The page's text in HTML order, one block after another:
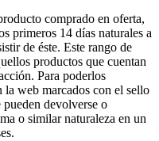
comprado en oferta,
primeros 14 días naturales a
de éste. Este rango de
productos que cuentan
Para poderlos
web marcados con el sello
pueden devolverse o
o similar naturaleza en un